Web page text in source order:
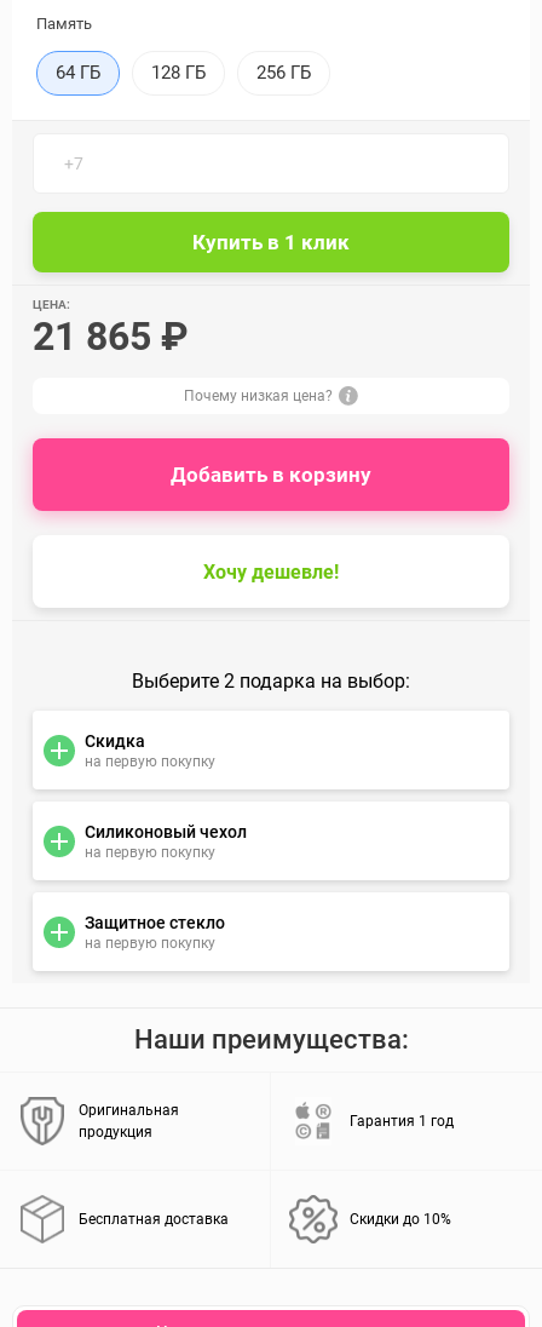
Память
64 ГБ 128 ГБ 256 ГБ
ЦЕНА:
21 865 ₽
Почему низкая цена?
Хочу дешевле!
Добавить в корзину
Выберите 2 подарка на выбор:
Скидка
на первую покупку
Силиконовый чехол
на первую покупку
Защитное стекло
на первую покупку
Наши преимущества:
Оригинальная
продукция
Гарантия 1 год
Бесплатная доставка Скидки до 10%